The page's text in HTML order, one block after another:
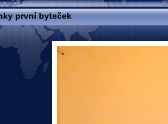
první byteček